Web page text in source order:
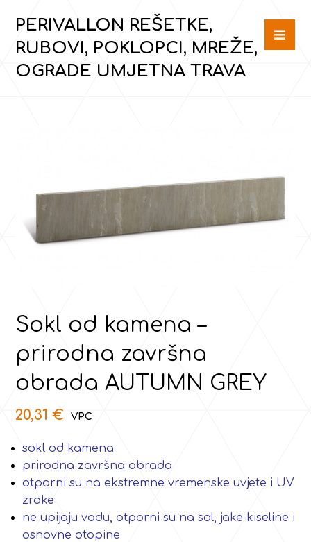
PERIVALLON REŠETKE,
RUBOVI, POKLOPCI, MREŽE,
OGRADE UMJETNA TRAVA
Sokl od kamena –
prirodna završna
obrada AUTUMN GREY
20,31€
sokl od kamena
prirodna završna obrada
otporni su na ekstremne vremenske uvjete i UV
zrake
ne upijaju vodu, otporni su na sol, jake kiseline i
osnovne otopine